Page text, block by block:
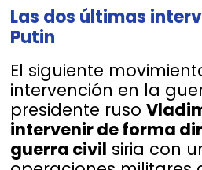
Las dos últimas
Putin
El siguiente
intervención en la
presidente ruso
intervenir de forma
guerra civil siria con